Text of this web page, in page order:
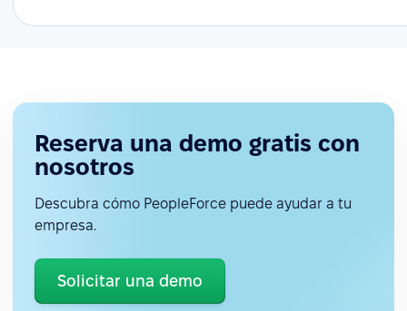
Reserva una demo gratis con
nosotros
Descubra cómo PeopleForce puede ayudar a tu
empresa.
Solicitar una demo